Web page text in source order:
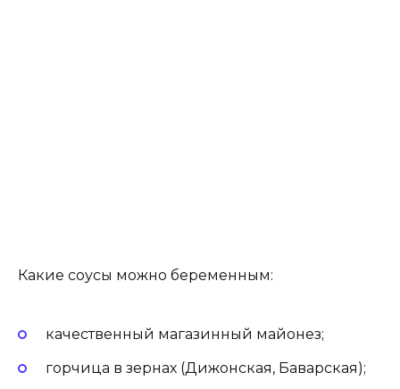
Какие соусы можно беременным:
качественный магазинный майонез;
горчица в зернах (Дижонская, Баварская);